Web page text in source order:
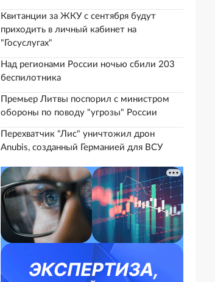
Квитанции за ЖКУ с сентября будут
приходить в личный кабинет на
"Госуслугах"
Над регионами России ночью сбили 203
беспилотника
Премьер Литвы поспорил с министром
обороны по поводу "угрозы" России
Перехватчик "Лис" уничтожил дрон
Anubis, созданный Германией для ВСУ